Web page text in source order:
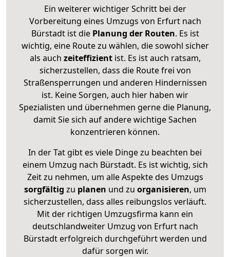
Ein weiterer wichtiger Schritt bei der
Vorbereitung eines Umzugs von Erfurt nach
Bürstadt ist diePlanung der Routen. Es ist
wichtig, eine Route zu wählen, die sowohl sicher
als auch zeiteffizientist. Es ist auch ratsam,
sicherzustellen, dass die Route frei von
Straßensperrungen und anderen Hindernissen
ist. Keine Sorgen, auch hier haben wir
Spezialisten und übernehmen gerne die Planung,
damit Sie sich auf andere wichtige Sachen
konzentrieren können.
In der Tat gibt es viele Dinge zu beachten bei
einem Umzug nach Bürstadt. Es ist wichtig, sich
Zeit zu nehmen, um alle Aspekte des Umzugs
sorgfältig zu planen und zu organisieren, um
sicherzustellen, dass alles reibungslos verläuft.
Mit der richtigen Umzugsfirma kann ein
deutschlandweiter Umzug von Erfurt nach
Bürstadt erfolgreich durchgeführt werden und
dafür sorgen wir.